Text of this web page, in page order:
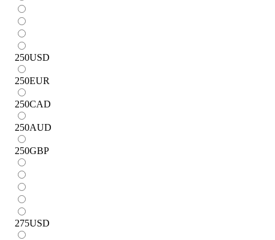
250USD
250EUR
250CAD
250AUD
250GBP
275USD